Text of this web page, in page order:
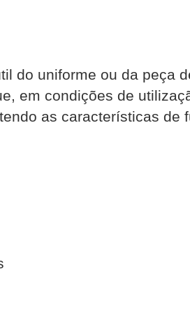
do uniforme ou da peça
em condições de
as características de